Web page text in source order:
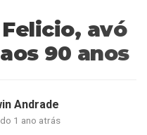
avó
90 anos
Andrade
1 ano atrás